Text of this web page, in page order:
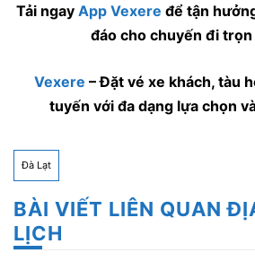
Tải ngay App Vexere để tận
đáo cho chuyến đi
Vexere – Đặt vé xe khách, tàu
tuyến với đa dạng lựa chọn
Đà Lạt
BÀI VIẾT LIÊN QUAN
LỊCH